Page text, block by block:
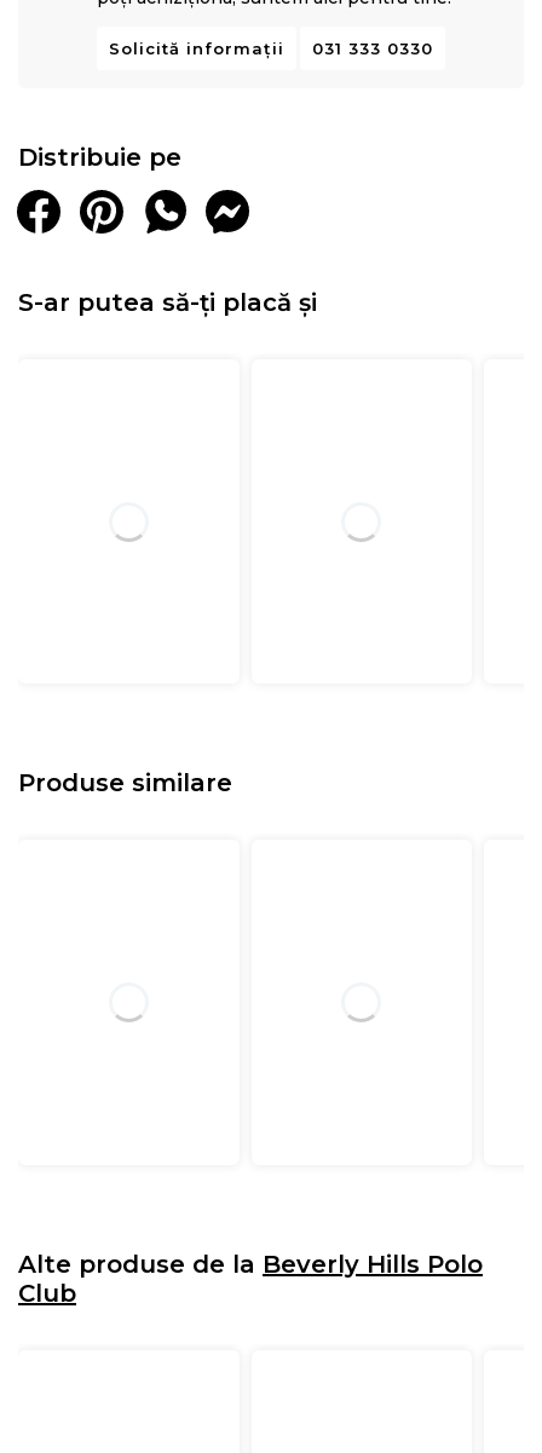
Solicită informații 031 333 0330
Distribuie pe
S-ar putea să-ți placă și
Produse similare
Alte produse de la Beverly Hills Polo
Club